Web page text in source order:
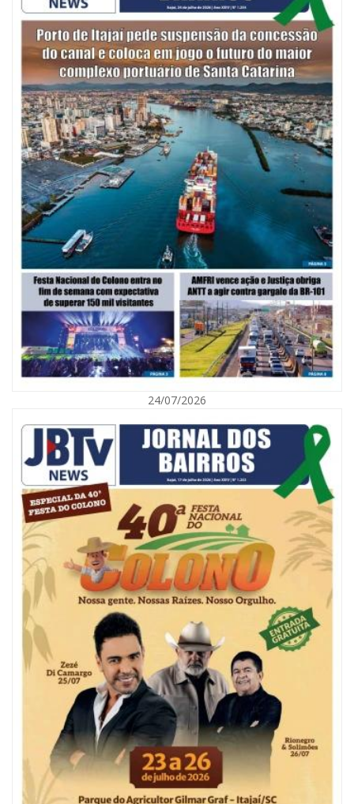
07/08/2026 | 07:00
Saúde de BC promove mutirão de DIU e Implanon na UBS Municípios
neste sábado
POLÍTICA
07/08/2026 | 18:03
COLUNA DO PRISCO PARAÍSO: Mídia domesticada, Centrão comprado e
Supremo fazendo jogo sujo
ITAJAÍ
24/07/2026